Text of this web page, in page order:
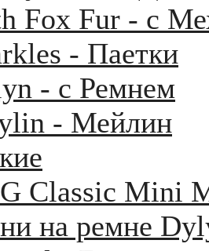
Fox Fur - с
- Паетки
- с Ремнем
- Мейлин
Classic Mini
на ремне